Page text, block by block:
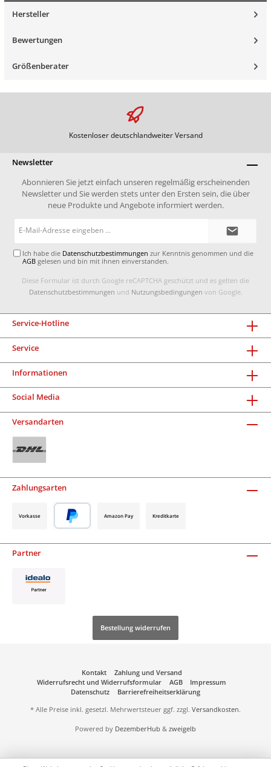
Hersteller
Bewertungen
Größenberater
Kostenloser deutschlandweiter Versand
Newsletter
Abonnieren Sie jetzt einfach unseren regelmäßig erscheinenden
Newsletter und Sie werden stets unter den Ersten sein, die über
neue Produkte und Angebote informiert werden.
Ich habe die Datenschutzbestimmungen zur Kenntnis genommen und die
AGB gelesen und bin mit ihnen einverstanden.
Diese Formular ist durch Google reCAPTCHA geschützt und es gelten die
Datenschutzbestimmungen und Nutzungsbedingungen von Google.
Service-Hotline
Service
Informationen
Social Media
Versandarten
Zahlungsarten
Vorkasse Amazon Pay Kreditkarte
Partner
Bestellung widerrufen
Kontakt
Zahlung und Versand
Widerrufsrecht und Widerrufsformular
AGB
Impressum
Datenschutz
Barrierefreiheitserklärung
* Alle Preise inkl. gesetzl. Mehrwertsteuer ggf. zzgl. Versandkosten.
Powered by DezemberHub & zweigelb